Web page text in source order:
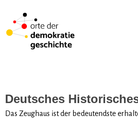
Deutsches
Das Zeughaus ist der bedeutendste